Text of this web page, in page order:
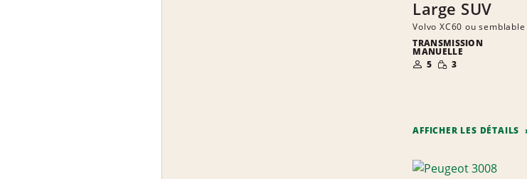
Large SUV
Volvo XC60 ou semblable
TRANSMISSION
MANUELLE
NOMBRE DE
PERSONNES
5 QUANTITÉ
RÉDUITE
3
AFFICHER LES DÉTAILS